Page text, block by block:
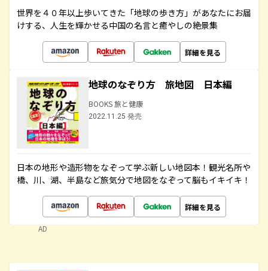
世界を４０年以上歩いてきた「地球の歩き方」があなたにお届
けする、人生を輝かせる中国の名言と癒やしの絶景集
詳細を見る
地球のなぞり方 旅地図 日本編
BOOKS 旅と健康
2022.11.25 発売
日本の地形や造形物をなぞって学ぶ新しい地図本！観光名所や
橋、川、湖、半島など旅気分で地図をなぞって脳もイキイキ！
詳細を見る
AD